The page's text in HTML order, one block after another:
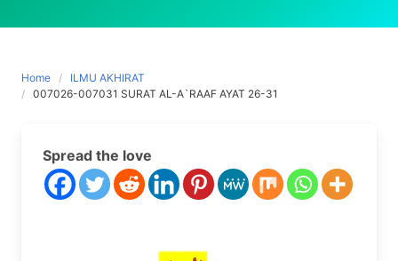
Home
ILMU AKHIRAT
007026-007031 SURAT AL-A`RAAF AYAT 26-31
Spread the love